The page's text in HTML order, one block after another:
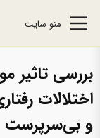
منو سایت
بررسی تاثیر
اختلالات
و بی‌سرپرست